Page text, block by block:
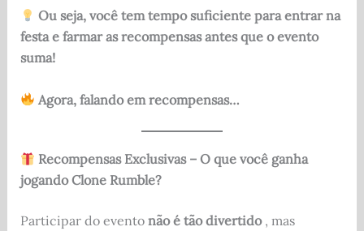
Ou seja, você tem tempo suficiente para entrar na
festa e farmar as recompensas antes que o evento
suma!
Agora, falando em recompensas…
Recompensas Exclusivas – O que você ganha
jogando Clone Rumble?
Participar do evento não é tão divertido, mas